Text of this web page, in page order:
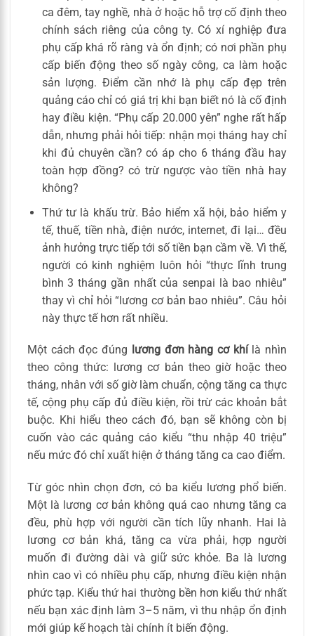
ca đêm, tay nghề, nhà ở hoặc hỗ trợ cố định theo
chính sách riêng của công ty. Có xí nghiệp đưa
phụ cấp khá rõ ràng và ổn định; có nơi phần phụ
cấp biến động theo số ngày công, ca làm hoặc
sản lượng. Điểm cần nhớ là phụ cấp đẹp trên
quảng cáo chỉ có giá trị khi bạn biết nó là cố định
hay điều kiện. “Phụ cấp 20.000 yên” nghe rất hấp
dẫn, nhưng phải hỏi tiếp: nhận mọi tháng hay chỉ
khi đủ chuyên cần? có áp cho 6 tháng đầu hay
toàn hợp đồng? có trừ ngược vào tiền nhà hay
không?
Thứ tư là khấu trừ. Bảo hiểm xã hội, bảo hiểm y
tế, thuế, tiền nhà, điện nước, internet, đi lại… đều
ảnh hưởng trực tiếp tới số tiền bạn cầm về. Vì thế,
người có kinh nghiệm luôn hỏi “thực lĩnh trung
bình 3 tháng gần nhất của senpai là bao nhiêu”
thay vì chỉ hỏi “lương cơ bản bao nhiêu”. Câu hỏi
này thực tế hơn rất nhiều.
Một cách đọc đúng lương đơn hàng cơ khílà nhìn
theo công thức: lương cơ bản theo giờ hoặc theo
tháng, nhân với số giờ làm chuẩn, cộng tăng ca thực
tế, cộng phụ cấp đủ điều kiện, rồi trừ các khoản bắt
buộc. Khi hiểu theo cách đó, bạn sẽ không còn bị
cuốn vào các quảng cáo kiểu “thu nhập 40 triệu”
nếu mức đó chỉ xuất hiện ở tháng tăng ca cao điểm.
Từ góc nhìn chọn đơn, có ba kiểu lương phổ biến.
Một là lương cơ bản không quá cao nhưng tăng ca
đều, phù hợp với người cần tích lũy nhanh. Hai là
lương cơ bản khá, tăng ca vừa phải, hợp người
muốn đi đường dài và giữ sức khỏe. Ba là lương
nhìn cao vì có nhiều phụ cấp, nhưng điều kiện nhận
phức tạp. Kiểu thứ hai thường bền hơn kiểu thứ nhất
nếu bạn xác định làm 3–5 năm, vì thu nhập ổn định
mới giúp kế hoạch tài chính ít biến động.